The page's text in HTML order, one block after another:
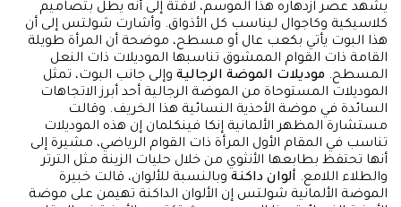
يشهد عصر ازدهاره هذا الموسم، لافتة إلى أنه يطل بتصاميم
كلاسيكية وكاجوال ليناسب كل الأذواق. وأشارت شولتس إلى أن
هذا البوت يأتي بكعب عال أو مسطح، موضحة أن المرأة طويلة
القامة ذات القوام الممشوق تناسبها الموديلات ذات النعل
المسطح. موديلات الموضة الرجالية وإلى جانب البوت، تمثل
الموديلات المستوحاة من الموضة الرجالية أحد أبرز الاتجاهات
السائدة في موضة الأحذية النسائية هذا الخريف. وقالت
مستشارة المظهر الألمانية إنكا فينكلمان إن هذه الموديلات
تناسب في المقام الأول المرأة ذات القوام الرياضي، مشيرة إلى
أنها تحتفظ بطابعها الأنثوي من خلال حليات الزينة مثل الترتر
والطلاء اللامع. ألوان داكنة وبالنسبة للألوان، قالت خبيرة
الموضة الألمانية شولتس إن الألوان الداكنة تهيمن على موضة